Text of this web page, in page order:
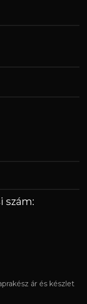
szám:
ár és készlet